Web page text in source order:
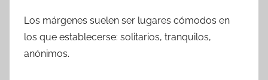
Los márgenes suelen ser lugares cómodos en
los que establecerse: solitarios, tranquilos,
anónimos.